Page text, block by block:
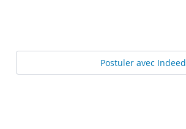
Postuler avec Indeed